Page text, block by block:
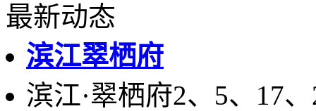
最新动态
滨江翠栖府
滨江·翠栖府2、5、17